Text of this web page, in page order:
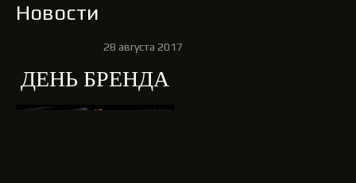
Новости
28 августа 2017
ДЕНЬ БРЕНДА